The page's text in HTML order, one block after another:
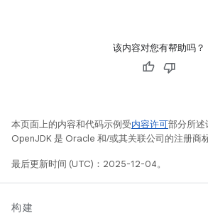
该内容对您有帮助吗？
本页面上的内容和代码示例受内容许可部分所述
OpenJDK 是 Oracle 和/或其关联公司的注册商标
最后更新时间 (UTC)：2025-12-04。
构建